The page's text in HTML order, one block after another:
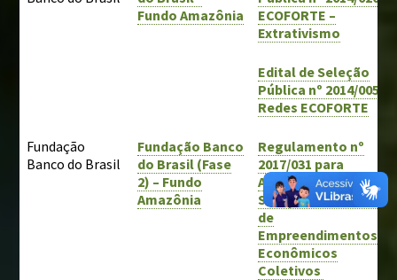
Fundo Amazônia
ECOFORTE –
Extrativismo
Edital de Seleção
Pública nº 2014/005
Redes ECOFORTE
Fundação
Banco do Brasil
Fundação Banco
do Brasil (Fase
2) – Fundo
Amazônia
Regulamento nº
2017/031 para
Apresentação e
Seleção de Projetos
de
Empreendimentos
Econômicos
Coletivos